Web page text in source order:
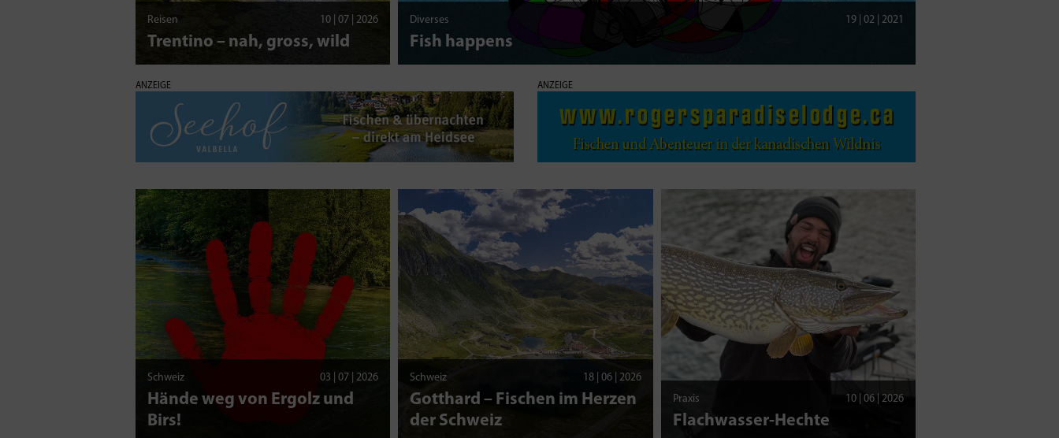
Reisen 10 | 07 | 2026
Trentino – nah, gross, wild
Diverses 19 | 02 | 2021
Fish happens
ANZEIGE ANZEIGE
Schweiz 03 | 07 | 2026
Hände weg von Ergolz und
Birs!
Schweiz 18 | 06 | 2026
Gotthard – Fischen im Herzen
der Schweiz
Praxis 10 | 06 | 2026
Flachwasser-Hechte